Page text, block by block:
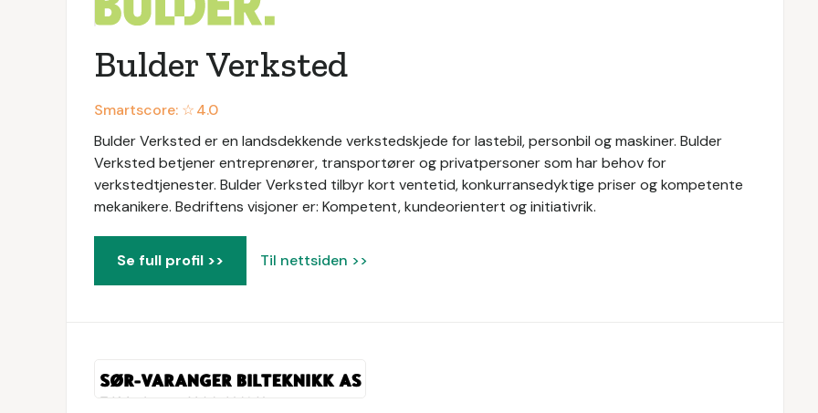
Bulder Verksted
Smartscore: ☆4.0
Bulder Verksted er en landsdekkende verkstedskjede for lastebil, personbil og maskiner. Bulder
Verksted betjener entreprenører, transportører og privatpersoner som har behov for
verkstedtjenester. Bulder Verksted tilbyr kort ventetid, konkurransedyktige priser og kompetente
mekanikere. Bedriftens visjoner er: Kompetent, kundeorientert og initiativrik.
Se full profil >> Til nettsiden >>